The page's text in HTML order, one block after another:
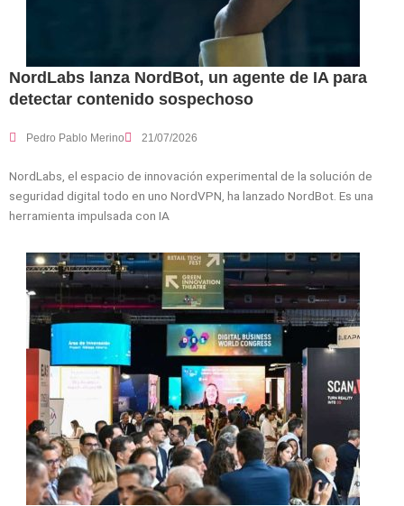
NordLabs lanza NordBot, un agente de IA para
detectar contenido sospechoso
Pedro Pablo Merino 21/07/2026
NordLabs, el espacio de innovación experimental de la solución de
seguridad digital todo en uno NordVPN, ha lanzado NordBot. Es una
herramienta impulsada con IA